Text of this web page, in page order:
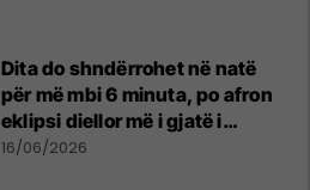
Dita do shndërrohet në natë
për më mbi 6 minuta, po afron
eklipsi diellor më i gjatë i
shekullit të 21-të
16/06/2026